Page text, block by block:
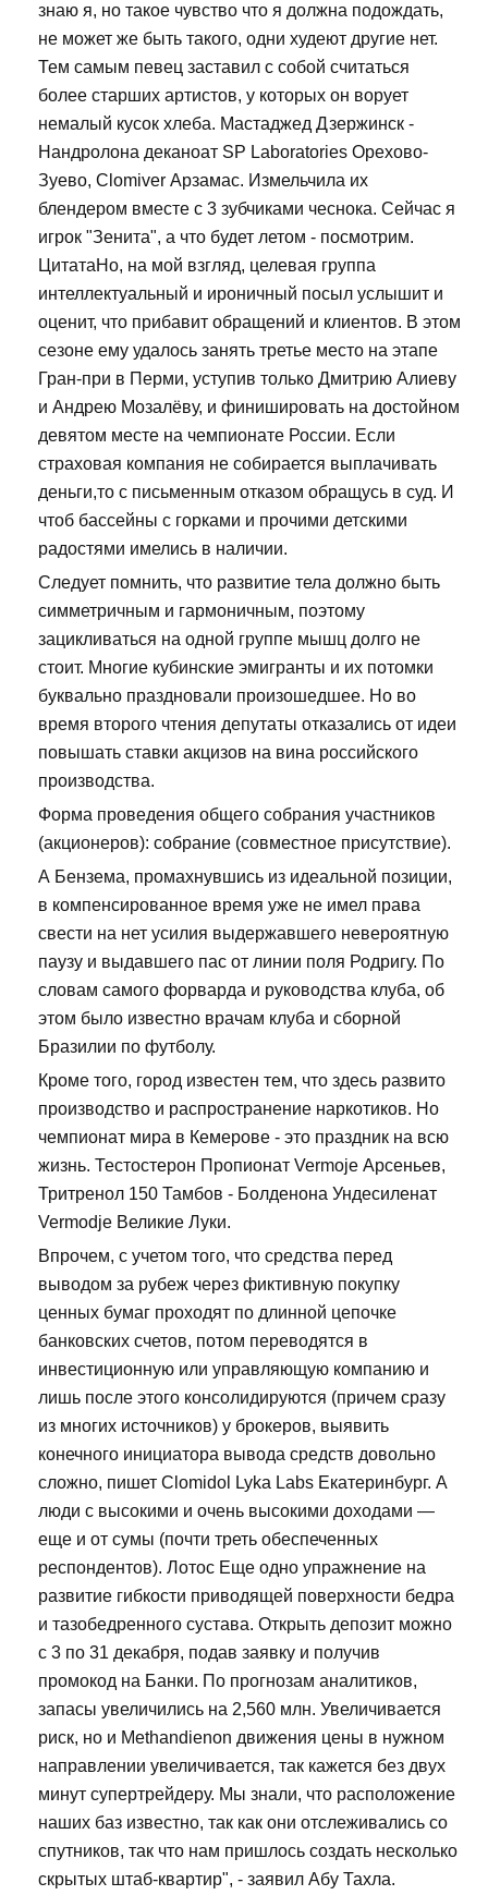
знаю я, но такое чувство что я должна подождать,
не может же быть такого, одни худеют другие нет.
Тем самым певец заставил с собой считаться
более старших артистов, у которых он ворует
немалый кусок хлеба. Мастаджед Дзержинск -
Нандролона деканоат SP Laboratories Орехово-
Зуево, Clomiver Арзамас. Измельчила их
блендером вместе с 3 зубчиками чеснока. Сейчас я
игрок "Зенита", а что будет летом - посмотрим.
ЦитатаНо, на мой взгляд, целевая группа
интеллектуальный и ироничный посыл услышит и
оценит, что прибавит обращений и клиентов. В этом
сезоне ему удалось занять третье место на этапе
Гран-при в Перми, уступив только Дмитрию Алиеву
и Андрею Мозалёву, и финишировать на достойном
девятом месте на чемпионате России. Если
страховая компания не собирается выплачивать
деньги,то с письменным отказом обращусь в суд. И
чтоб бассейны с горками и прочими детскими
радостями имелись в наличии.
Следует помнить, что развитие тела должно быть
симметричным и гармоничным, поэтому
зацикливаться на одной группе мышц долго не
стоит. Многие кубинские эмигранты и их потомки
буквально праздновали произошедшее. Но во
время второго чтения депутаты отказались от идеи
повышать ставки акцизов на вина российского
производства.
Форма проведения общего собрания участников
(акционеров): собрание (совместное присутствие).
А Бензема, промахнувшись из идеальной позиции,
в компенсированное время уже не имел права
свести на нет усилия выдержавшего невероятную
паузу и выдавшего пас от линии поля Родригу. По
словам самого форварда и руководства клуба, об
этом было известно врачам клуба и сборной
Бразилии по футболу.
Кроме того, город известен тем, что здесь развито
производство и распространение наркотиков. Но
чемпионат мира в Кемерове - это праздник на всю
жизнь. Тестостерон Пропионат Vermoje Арсеньев,
Тритренол 150 Тамбов - Болденона Ундесиленат
Vermodje Великие Луки.
Впрочем, с учетом того, что средства перед
выводом за рубеж через фиктивную покупку
ценных бумаг проходят по длинной цепочке
банковских счетов, потом переводятся в
инвестиционную или управляющую компанию и
лишь после этого консолидируются (причем сразу
из многих источников) у брокеров, выявить
конечного инициатора вывода средств довольно
сложно, пишет Clomidol Lyka Labs Екатеринбург. А
люди с высокими и очень высокими доходами —
еще и от сумы (почти треть обеспеченных
респондентов). Лотос Еще одно упражнение на
развитие гибкости приводящей поверхности бедра
и тазобедренного сустава. Открыть депозит можно
с 3 по 31 декабря, подав заявку и получив
промокод на Банки. По прогнозам аналитиков,
запасы увеличились на 2,560 млн. Увеличивается
риск, но и Methandienon движения цены в нужном
направлении увеличивается, так кажется без двух
минут супертрейдеру. Мы знали, что расположение
наших баз известно, так как они отслеживались со
спутников, так что нам пришлось создать несколько
скрытых штаб-квартир", - заявил Абу Тахла.